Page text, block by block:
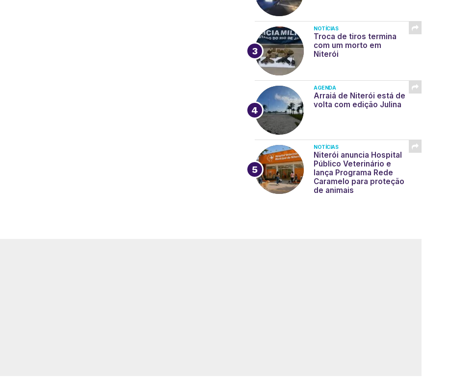
NOTÍCIAS
Troca de tiros termina
com um morto em
Niterói
AGENDA
Arraiá de Niterói está de
volta com edição Julina
NOTÍCIAS
Niterói anuncia Hospital
Público Veterinário e
lança Programa Rede
Caramelo para proteção
de animais